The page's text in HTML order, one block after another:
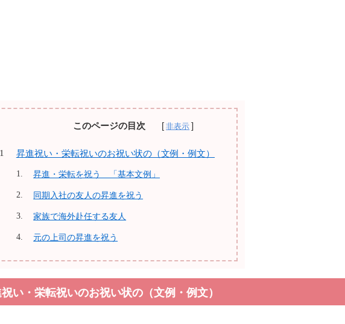
このページの目次
昇進祝い・栄転祝いのお祝い状の（文例・例文）
昇進・栄転を祝う 「基本文例」
同期入社の友人の昇進を祝う
家族で海外赴任する友人
元の上司の昇進を祝う
い・栄転祝いのお祝い状の（文例・例文）